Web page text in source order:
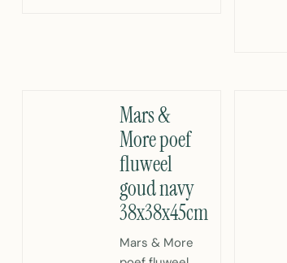
Mars &
More poef
fluweel
goud navy
38x38x45cm
Mars & More